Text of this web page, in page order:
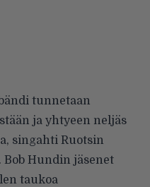
tunnetaan
ja yhtyeen neljäs
singahti Ruotsin
Hundin jäsenet
taukoa